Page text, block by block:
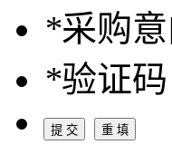
*采购意
*验证码